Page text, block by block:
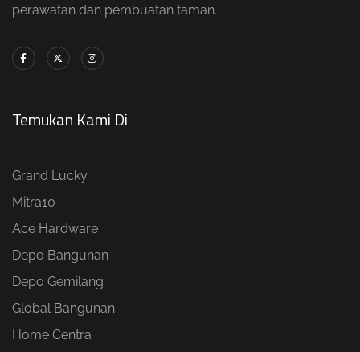
perawatan dan pembuatan taman.
Temukan Kami Di
Grand Lucky
Mitra10
Ace Hardware
Depo Bangunan
Depo Gemilang
Global Bangunan
Home Centra